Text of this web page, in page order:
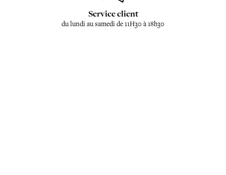
Service client
du lundi au samedi de 11H30 à 18h30